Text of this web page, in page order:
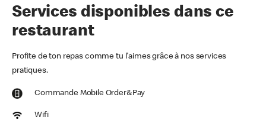
Services disponibles dans ce
restaurant
Profite de ton repas comme tu l'aimes grâce à nos services
pratiques.
Commande Mobile Order&Pay
Wifi